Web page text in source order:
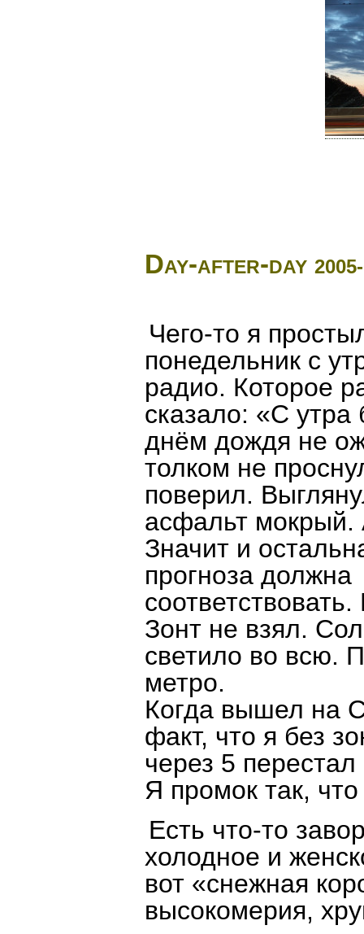
Day-after-day
Чего-то я
понедельник с
радио. Которое
сказало: «С
днём дождя не
толком не
поверил.
асфальт мокрый.
Значит и
прогноза должна
Зонт не взял.
светило во всю.
метро.
Когда вышел на
факт, что я без
через 5
Я промок так,
Есть что-то
холодное и
вот «снежная
высокомерия,